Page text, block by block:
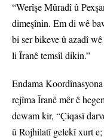
“Werîşe Mûradî û
dimeşînin. Em di wê
bi ser bikeve û azadî
li Îranê temsîl dikin.”
Endama
rejîma Îranê mêr ê
dewam kir, “Çiqasî
û Rojhilatî gelekî xurt